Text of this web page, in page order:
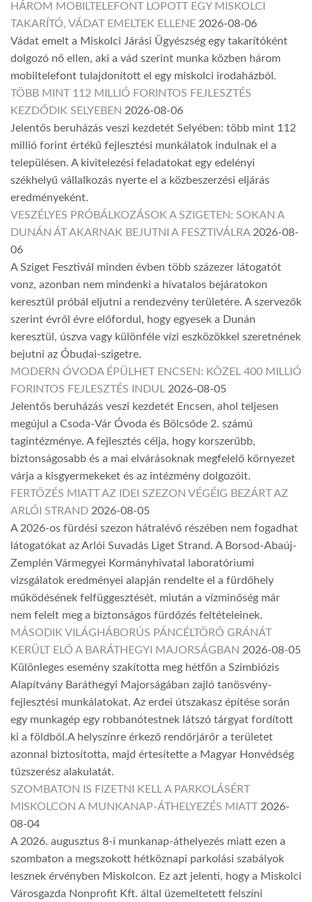
HÁROM MOBILTELEFONT LOPOTT EGY MISKOLCI
TAKARÍTÓ, VÁDAT EMELTEK ELLENE 2026-08-06
Vádat emelt a Miskolci Járási Ügyészség egy takarítóként
dolgozó nő ellen, aki a vád szerint munka közben három
mobiltelefont tulajdonított el egy miskolci irodaházból.
TÖBB MINT 112 MILLIÓ FORINTOS FEJLESZTÉS
KEZDŐDIK SELYEBEN 2026-08-06
Jelentős beruházás veszi kezdetét Selyében: több mint 112
millió forint értékű fejlesztési munkálatok indulnak el a
településen. A kivitelezési feladatokat egy edelényi
székhelyű vállalkozás nyerte el a közbeszerzési eljárás
eredményeként.
VESZÉLYES PRÓBÁLKOZÁSOK A SZIGETEN: SOKAN A
DUNÁN ÁT AKARNAK BEJUTNI A FESZTIVÁLRA 2026-08-
06
A Sziget Fesztivál minden évben több százezer látogatót
vonz, azonban nem mindenki a hivatalos bejáratokon
keresztül próbál eljutni a rendezvény területére. A szervezők
szerint évről évre előfordul, hogy egyesek a Dunán
keresztül, úszva vagy különféle vízi eszközökkel szeretnének
bejutni az Óbudai-szigetre.
MODERN ÓVODA ÉPÜLHET ENCSEN: KÖZEL 400 MILLIÓ
FORINTOS FEJLESZTÉS INDUL 2026-08-05
Jelentős beruházás veszi kezdetét Encsen, ahol teljesen
megújul a Csoda-Vár Óvoda és Bölcsőde 2. számú
tagintézménye. A fejlesztés célja, hogy korszerűbb,
biztonságosabb és a mai elvárásoknak megfelelő környezet
várja a kisgyermekeket és az intézmény dolgozóit.
FERTŐZÉS MIATT AZ IDEI SZEZON VÉGÉIG BEZÁRT AZ
ARLÓI STRAND 2026-08-05
A 2026-os fürdési szezon hátralévő részében nem fogadhat
látogatókat az Arlói Suvadás Liget Strand. A Borsod-Abaúj-
Zemplén Vármegyei Kormányhivatal laboratóriumi
vizsgálatok eredményei alapján rendelte el a fürdőhely
működésének felfüggesztését, miután a vízminőség már
nem felelt meg a biztonságos fürdőzés feltételeinek.
MÁSODIK VILÁGHÁBORÚS PÁNCÉLTÖRŐ GRÁNÁT
KERÜLT ELŐ A BARÁTHEGYI MAJORSÁGBAN 2026-08-05
Különleges esemény szakította meg hétfőn a Szimbiózis
Alapítvány Baráthegyi Majorságában zajló tanösvény-
fejlesztési munkálatokat. Az erdei útszakasz építése során
egy munkagép egy robbanótestnek látszó tárgyat fordított
ki a földből.A helyszínre érkező rendőrjárőr a területet
azonnal biztosította, majd értesítette a Magyar Honvédség
tűzszerész alakulatát.
SZOMBATON IS FIZETNI KELL A PARKOLÁSÉRT
MISKOLCON A MUNKANAP-ÁTHELYEZÉS MIATT 2026-
08-04
A 2026. augusztus 8-i munkanap-áthelyezés miatt ezen a
szombaton a megszokott hétköznapi parkolási szabályok
lesznek érvényben Miskolcon. Ez azt jelenti, hogy a Miskolci
Városgazda Nonprofit Kft. által üzemeltetett felszíni